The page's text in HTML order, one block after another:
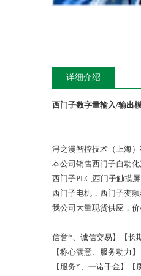
详细介绍
西门子数字量输入/输出
浔之漫智控技术（上海
本公司销售西门子自动
西门子PLC,西门子触摸
西门子电机，西门子变
我公司大量现货供应，
信誉*、诚信交易】【长
【称心满意、服务动力
【服务*、一诺千金】【